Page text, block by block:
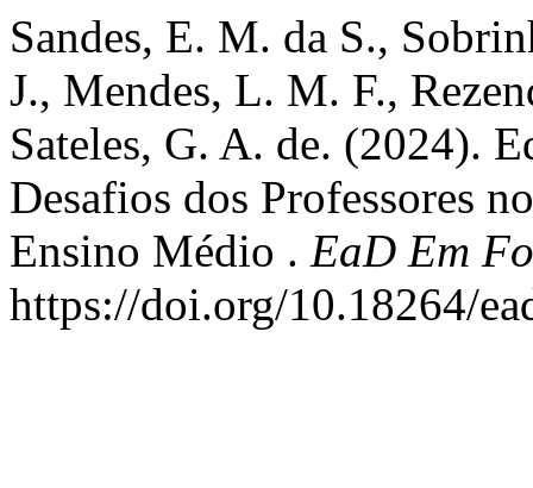
Sandes, E. M. da S.,
J., Mendes, L. M. F.,
Sateles, G. A. de. (2024).
Desafios dos Professores
Ensino Médio . EaD Em
https://doi.org/10.18264/